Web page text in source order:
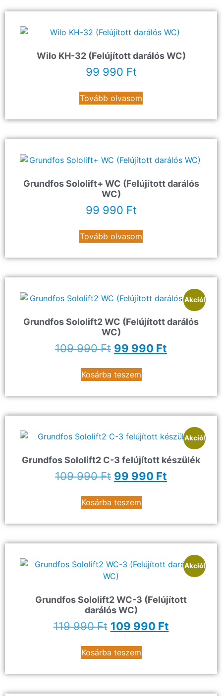
Wilo KH-32 (Felújított darálós WC)
99 990 Ft
Tovább olvasom
Grundfos Sololift+ WC (Felújított darálós
WC)
99 990 Ft
Tovább olvasom
Akció!
Grundfos Sololift2 WC (Felújított darálós
WC)
109 990Ft 99 990 Ft
Kosárba teszem
Akció!
Grundfos Sololift2 C-3 felújított készülék
109 990Ft 99 990 Ft
Kosárba teszem
Akció!
Grundfos Sololift2 WC-3 (Felújított
darálós WC)
119 990Ft 109 990 Ft
Kosárba teszem